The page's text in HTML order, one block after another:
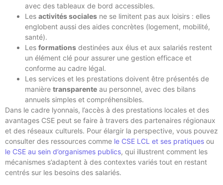
avec des tableaux de bord accessibles.
Les activités sociales ne se limitent pas aux loisirs : elles
englobent aussi des aides concrètes (logement, mobilité,
santé).
Les formations destinées aux élus et aux salariés restent
un élément clé pour assurer une gestion efficace et
conforme au cadre légal.
Les services et les prestations doivent être présentés de
manière transparente au personnel, avec des bilans
annuels simples et compréhensibles.
Dans le cadre lyonnais, l’accès à des prestations locales et des
avantages CSE peut se faire à travers des partenaires régionaux
et des réseaux culturels. Pour élargir la perspective, vous pouvez
consulter des ressources comme le CSE LCL et ses pratiques ou
le CSE au sein d’organismes publics, qui illustrent comment les
mécanismes s’adaptent à des contextes variés tout en restant
centrés sur les besoins des salariés.